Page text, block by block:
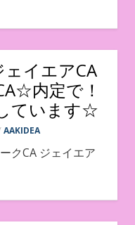
イエアCA
内定で！
ています☆
AAKIDEA
クCA ジェイエア